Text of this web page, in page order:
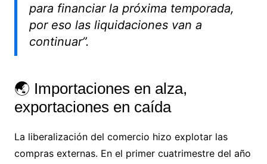
para financiar la próxima temporada,
por eso las liquidaciones van a
continuar”.
🌏 Importaciones en alza,
exportaciones en caída
La liberalización del comercio hizo explotar las
compras externas. En el primer cuatrimestre del año